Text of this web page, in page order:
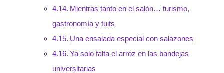
Mientras tanto en el salón… turismo,
gastronomía y tuits
Una ensalada especial con salazones
Ya solo falta el arroz en las bandejas
universitarias